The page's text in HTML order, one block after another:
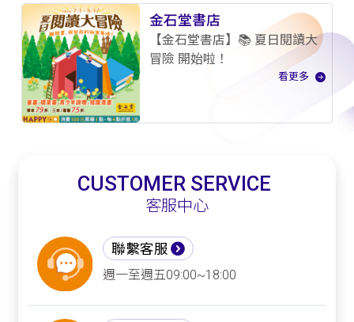
金石堂書店
【金石堂書店】📚 夏日閱讀大
冒險 開始啦！
看更多
CUSTOMER SERVICE
客服中心
聯繫客服
週一至週五09:00~18:00